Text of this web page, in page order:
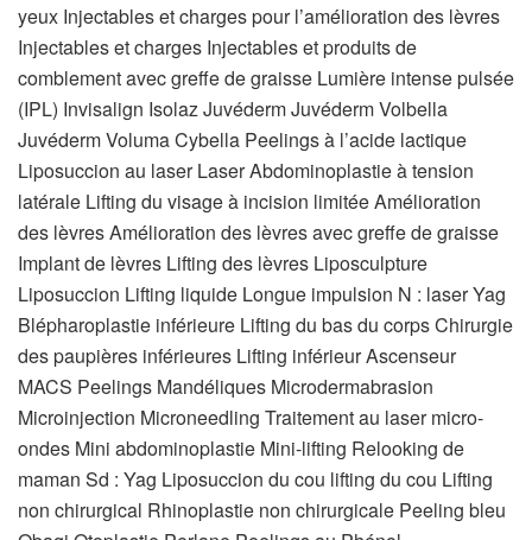
yeux Injectables et charges pour l’amélioration des lèvres
Injectables et charges Injectables et produits de
comblement avec greffe de graisse Lumière intense pulsée
(IPL) Invisalign Isolaz Juvéderm Juvéderm Volbella
Juvéderm Voluma Cybella Peelings à l’acide lactique
Liposuccion au laser Laser Abdominoplastie à tension
latérale Lifting du visage à incision limitée Amélioration
des lèvres Amélioration des lèvres avec greffe de graisse
Implant de lèvres Lifting des lèvres Liposculpture
Liposuccion Lifting liquide Longue impulsion N : laser Yag
Blépharoplastie inférieure Lifting du bas du corps Chirurgie
des paupières inférieures Lifting inférieur Ascenseur
MACS Peelings Mandéliques Microdermabrasion
Microinjection Microneedling Traitement au laser micro-
ondes Mini abdominoplastie Mini-lifting Relooking de
maman Sd : Yag Liposuccion du cou lifting du cou Lifting
non chirurgical Rhinoplastie non chirurgicale Peeling bleu